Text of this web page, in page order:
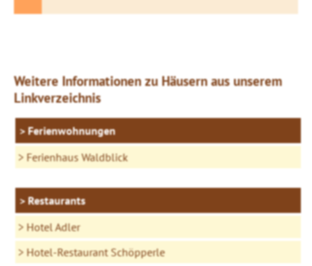
Weitere Informationen zu Häusern aus unserem
Linkverzeichnis
Ferienwohnungen
Ferienhaus Waldblick
Restaurants
Hotel Adler
Hotel-Restaurant Schöpperle